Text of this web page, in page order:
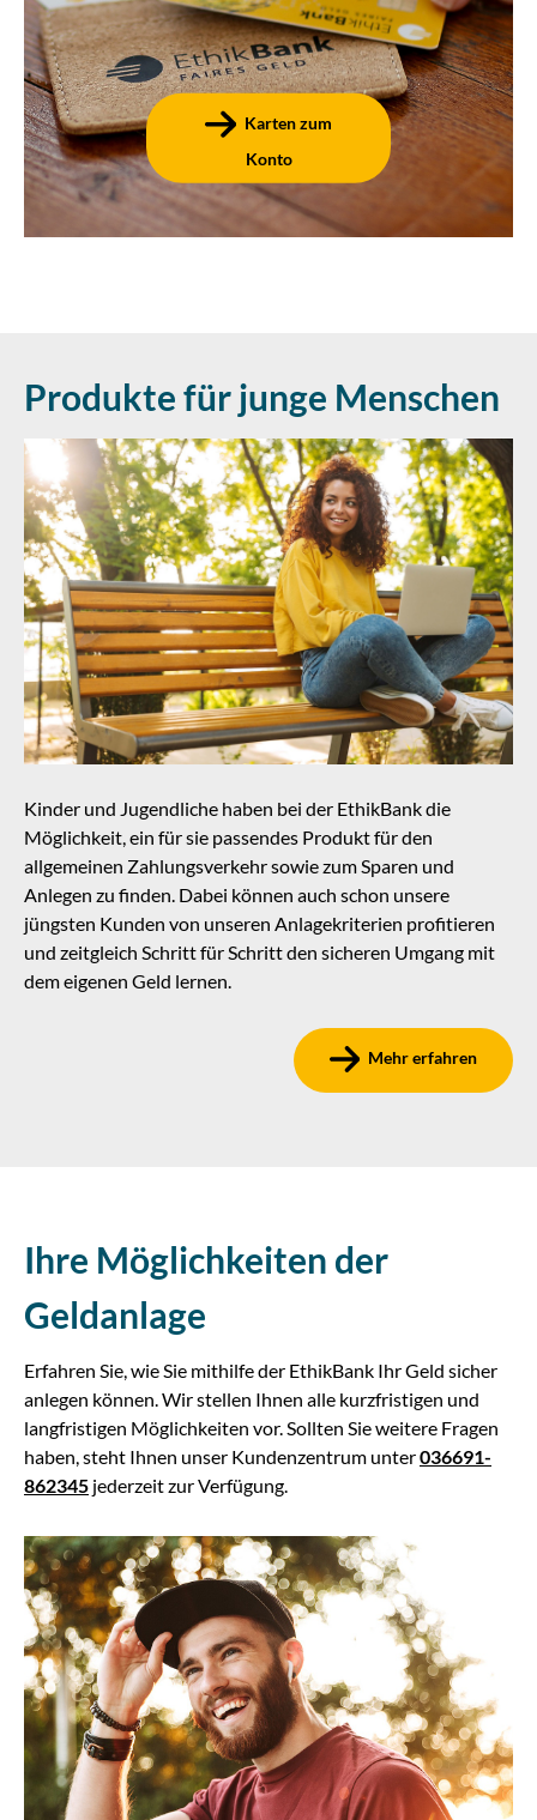
EthikBank, ihre Vorteile und ihre
Anwendungsmöglichkeiten!
Karten zum
Konto
Produkte für junge Menschen
Kinder und Jugendliche haben bei der EthikBank die
Möglichkeit, ein für sie passendes Produkt für den
allgemeinen Zahlungsverkehr sowie zum Sparen und
Anlegen zu finden. Dabei können auch schon unsere
jüngsten Kunden von unseren Anlagekriterien profitieren
und zeitgleich Schritt für Schritt den sicheren Umgang mit
dem eigenen Geld lernen.
Mehr erfahren
Ihre Möglichkeiten der
Geldanlage
Erfahren Sie, wie Sie mithilfe der EthikBank Ihr Geld sicher
anlegen können. Wir stellen Ihnen alle kurzfristigen und
langfristigen Möglichkeiten vor. Sollten Sie weitere Fragen
haben, steht Ihnen unser Kundenzentrum unter036691-
862345 jederzeit zur Verfügung.
Tagesgeld
Täglich verfügbar, keine Mindestanlage und verfügbar
in verschiedenen Rendite- & Fördervarianten – das
Zinskonto der EthikBank ist die nachhaltige Variante
eines typischen Tagesgeldkontos.